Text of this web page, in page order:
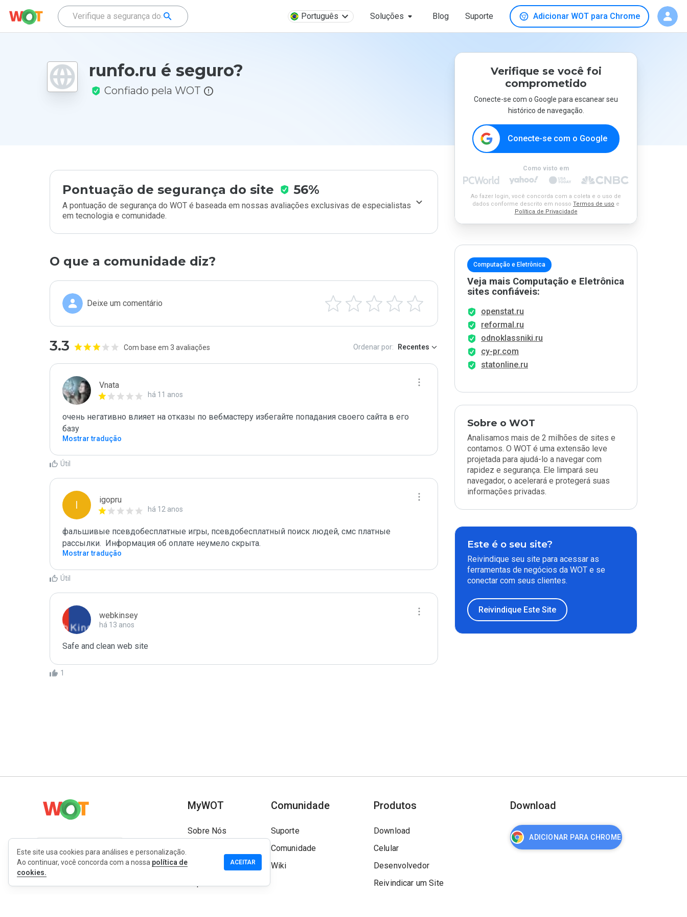
Português Soluções Blog Suporte Adicionar WOT para Chrome
runfo.ru é seguro?
Confiado pela WOT
Pontuação de segurança do site 56%
A pontuação de segurança do WOT é baseada em nossas avaliações exclusivas de especialistas
em tecnologia e comunidade.
O que a comunidade diz?
Deixe um comentário
3.3 Com base em 3 avaliações Ordenar por: Recentes
Vnata
há 11 anos
очень негативно влияет на отказы по вебмастеру избегайте попадания своего сайта в его
базу
Mostrar tradução
Útil
I igopru
há 12 anos
фальшивые псевдобесплатные игры, псевдобесплатный поиск людей, смс платные
рассылки.  Информация об оплате неумело скрыта.
Mostrar tradução
Útil
webkinsey
há 13 anos
Safe and clean web site
1
Verifique se você foi
comprometido
Conecte-se com o Google para escanear seu
histórico de navegação.
Conecte-se com o Google
Como visto em
Ao fazer login, você concorda com a coleta e o uso de
dados conforme descrito em nosso Termos de uso e
Política de Privacidade
Computação e Eletrônica
Veja mais Computação e Eletrônica
sites confiáveis:
openstat.ru
reformal.ru
odnoklassniki.ru
cy-pr.com
statonline.ru
Sobre o WOT
Analisamos mais de 2 milhões de sites e
contamos. O WOT é uma extensão leve
projetada para ajudá-lo a navegar com
rapidez e segurança. Ele limpará seu
navegador, o acelerará e protegerá suas
informações privadas.
Este é o seu site?
Reivindique seu site para acessar as
ferramentas de negócios da WOT e se
conectar com seus clientes.
Reivindique Este Site
Português
MyWOT
Sobre Nós
Comunidade
Suporte
Comunidade
Wiki
Produtos
Download
Celular
Desenvolvedor
Reivindicar um Site
Download
ADICIONAR PARA CHROME
Este site usa cookies para análises e personalização.
Ao continuar, você concorda com a nossa política de
cookies.
ACEITAR